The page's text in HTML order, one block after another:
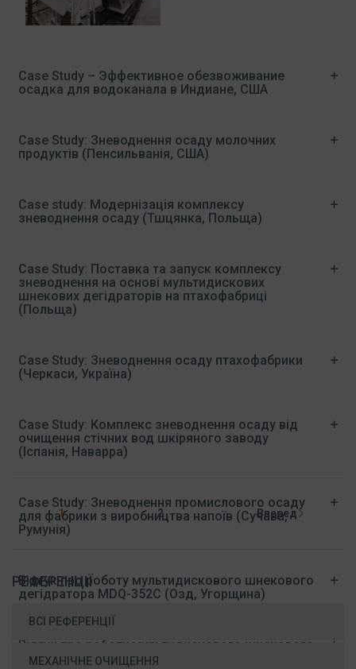
Case Study – Эффективное обезвоживание
осадка для водоканала в Индиане, США
Case Study: Зневоднення осаду молочних
продуктів (Пенсильванія, США)
Case study: Модернізація комплексу
зневоднення осаду (Тшцянка, Польща)
Case Study: Поставка та запуск комплексу
зневоднення на основі мультидискових
шнекових дегідраторів на птахофабриці
(Польща)
Case Study: Зневоднення осаду птахофабрики
(Черкаси, Україна)
Case Study: Комплекс зневоднення осаду від
очищення стічних вод шкіряного заводу
(Іспанія, Наварра)
Case Study: Зневоднення промислового осаду
для фабрики з виробництва напоїв (Сучава,
Румунія)
Відгук про роботу мультидискового шнекового
дегідратора MDQ-352C (Озд, Угорщина)
Відгук про роботу мультидискового шнекового
дегідратора MDQ (Сечень, Угорщина)
1 2 Вперед
РЕФЕРЕНЦІЇ
ВСІ РЕФЕРЕНЦІЇ
МЕХАНІЧНЕ ОЧИЩЕННЯ